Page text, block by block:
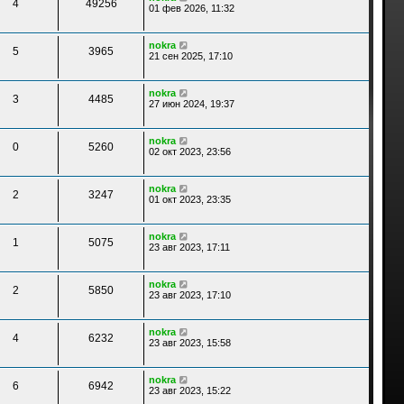
4 49256
01 фев 2026, 11:32
5 3965
nokra
21 сен 2025, 17:10
3 4485
nokra
27 июн 2024, 19:37
0 5260
nokra
02 окт 2023, 23:56
2 3247
nokra
01 окт 2023, 23:35
1 5075
nokra
23 авг 2023, 17:11
2 5850
nokra
23 авг 2023, 17:10
4 6232
nokra
23 авг 2023, 15:58
6 6942
nokra
23 авг 2023, 15:22